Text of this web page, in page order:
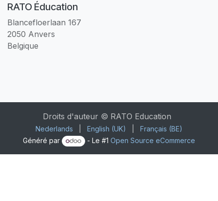
RATO Éducation
Blancefloerlaan 167
2050 Anvers
Belgique
Droits d'auteur © RATO Education
Nederlands English (UK)
Français (BE)
Généré par
- Le #1Open Source eCommerce